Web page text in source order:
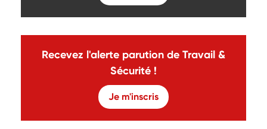
Recevez l'alerte parution de Travail &
Sécurité !
Je m'inscris